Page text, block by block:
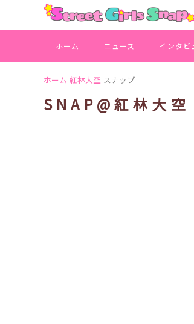
ホーム ニュース インタビ
ホーム 紅林大空 スナップ
SNAP@紅林大空